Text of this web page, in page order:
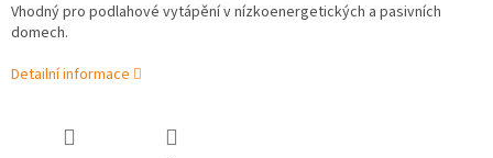
Vhodný pro podlahové vytápění v nízkoenergetických a pasivních
domech.
Detailní informace